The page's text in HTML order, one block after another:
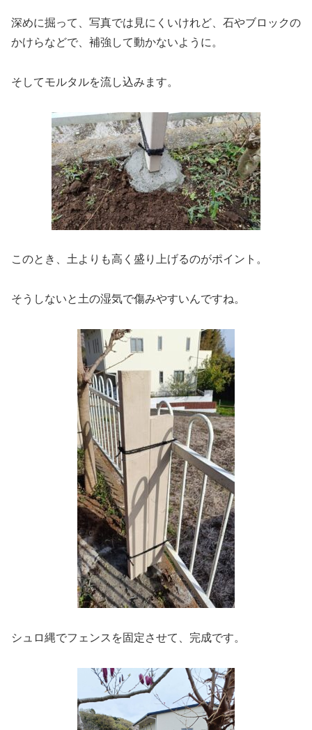
深めに掘って、写真では見にくいけれど、石やブロックの
かけらなどで、補強して動かないように。
そしてモルタルを流し込みます。
このとき、土よりも高く盛り上げるのがポイント。
そうしないと土の湿気で傷みやすいんですね。
シュロ縄でフェンスを固定させて、完成です。